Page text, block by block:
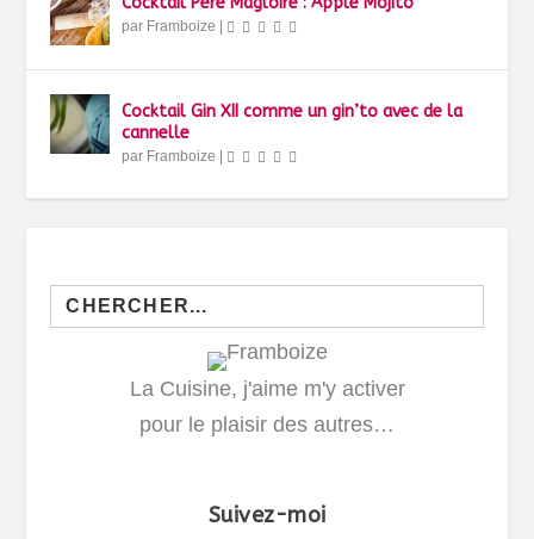
par Framboize |
Cocktail Gin XII comme un gin’to avec de la
cannelle
par Framboize |
Search
for:
La Cuisine, j'aime m'y activer
pour le plaisir des autres…
Suivez-moi